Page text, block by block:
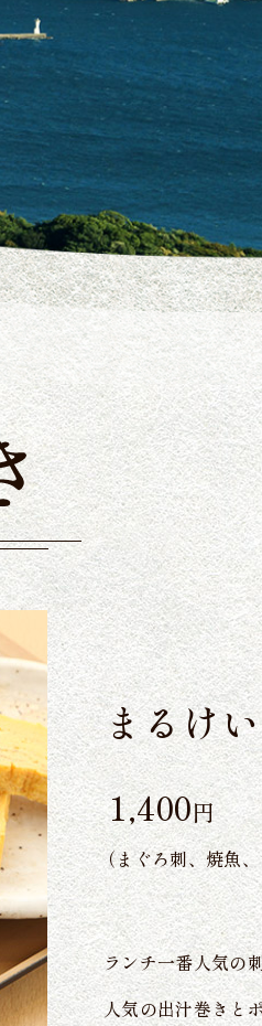
まるけ
1,400円
（まぐろ刺、焼魚
ランチ一番人気の
人気の出汁巻きと